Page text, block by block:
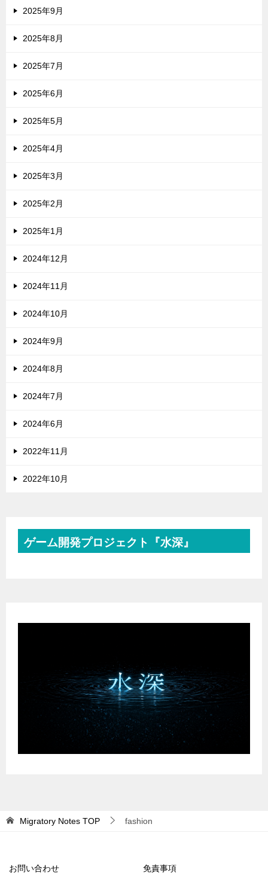
2025年9月
2025年8月
2025年7月
2025年6月
2025年5月
2025年4月
2025年3月
2025年2月
2025年1月
2024年12月
2024年11月
2024年10月
2024年9月
2024年8月
2024年7月
2024年6月
2022年11月
2022年10月
ゲーム開発プロジェクト『水深』
Migratory Notes TOP fashion
お問い合わせ 免責事項